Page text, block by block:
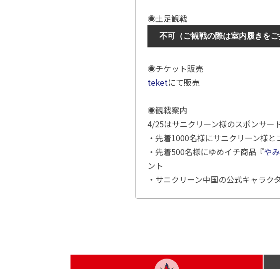
◉土足観戦
不可（ご観戦の際は室内履きをご
◉チケット販売
teketにて販売
◉観戦案内
4/25はサニクリーン様のスポンサー
・先着1000名様にサニクリーン様と
・先着500名様にゆめイチ商品『や
ント
・サニクリーン中国の公式キャラク